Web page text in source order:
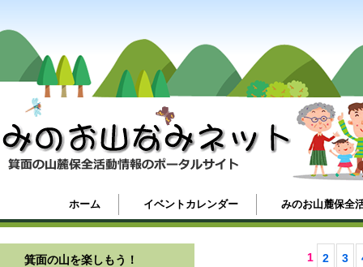
ホーム イベントカレンダー みのお山麓保全
箕面の山を楽しもう！ 1 2 3